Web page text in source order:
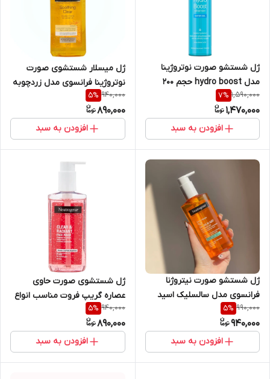
ژل شستشو صورت نوتروژینا
مدل hydro boost حجم 200
میلی لیتر
1,590,000
7%
1,470,000
افزودن به سبد
ژل میسلار شستشوی صورت
نوتروژینا فرانسوی مدل زردچوبه
حجم 200 میلی لیتر
940,000
5%
890,000
افزودن به سبد
ژل شستشو صورت نیتروژنا
فرانسوی مدل سالسلیک اسید
حجم 200 میلی لیتر
990,000
5%
940,000
افزودن به سبد
ژل شستشوی صورت حاوی
عصاره گریپ فروت مناسب انواع
پوست حجم 200 میل نوتروژینا
940,000
5%
890,000
افزودن به سبد